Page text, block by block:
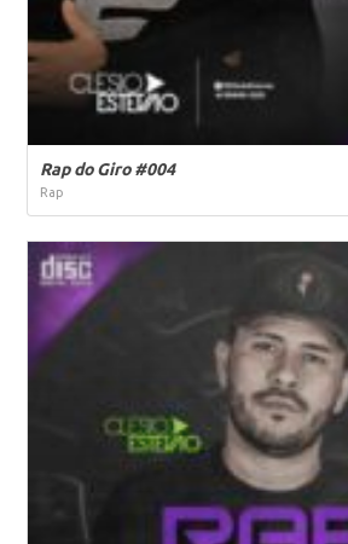
Rap do Giro #004
Rap